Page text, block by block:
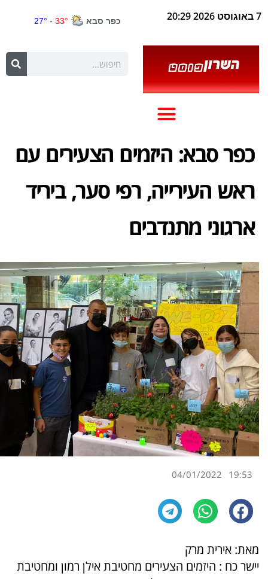
7 באוגוסט 2026 20:29
כפר סבא: היזמים הצעירים עם
ראש העירייה, רפי סער, ביריד
ארגוני מתנדבים
19:53
04/01/2022
מאת: אירית מרק
יישר כח : היזמים הצעירים מחטיבת אילן רמון ומחטיבת